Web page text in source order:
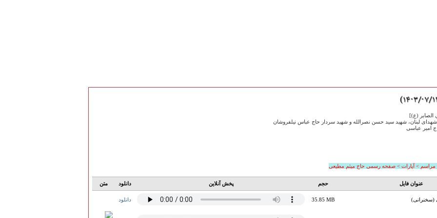
الصابر (ع)]
لبنان، شهید سید حسن نصرالله و شهید سردار حاج عباس نیلفروشان
امیر عباسی
مراسم > آپارات > صفحه رسمی حاج میثم مطیعی
عنوان فایل حجم پخش آنلاین دانلود متن
(سخنرانی) 35.85 MB دانلود